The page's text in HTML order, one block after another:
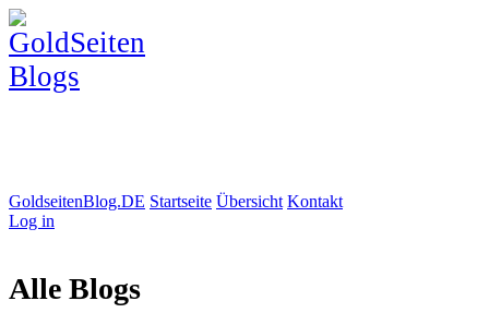
GoldseitenBlog.DE Startseite Übersicht Kontakt
Log in
Alle Blogs